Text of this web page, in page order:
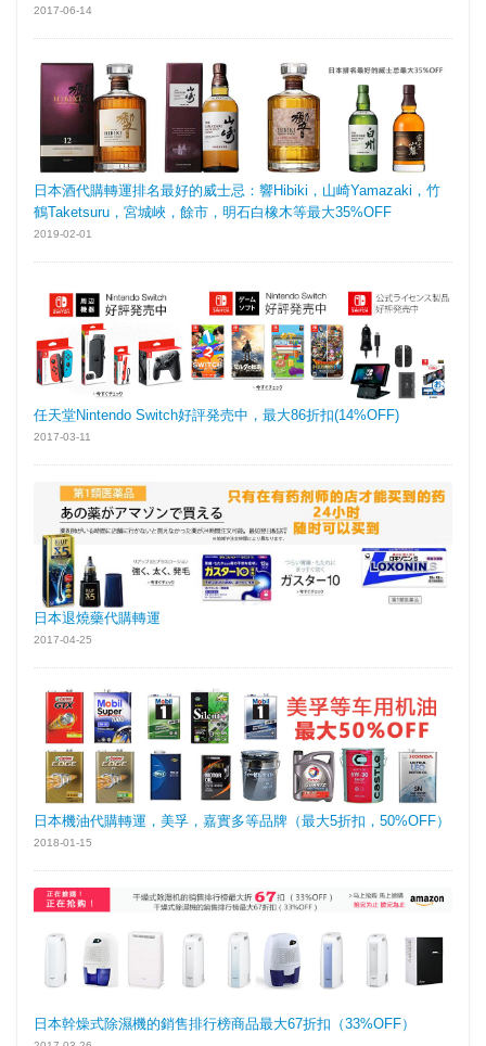
2017-06-14
日本酒代購轉運排名最好的威士忌：響Hibiki，山崎Yamazaki，竹
鶴Taketsuru，宮城峽，餘市，明石白橡木等最大35%OFF
2019-02-01
任天堂Nintendo Switch好評発売中，最大86折扣(14%OFF)
2017-03-11
日本退燒藥代購轉運
2017-04-25
日本機油代購轉運，美孚，嘉實多等品牌（最大5折扣，50%OFF）
2018-01-15
日本幹燥式除濕機的銷售排行榜商品最大67折扣（33%OFF）